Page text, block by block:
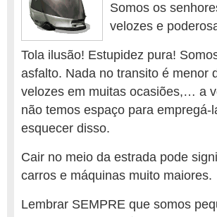
Somos os
velozes e
Tola ilusão! Estupidez pura!
asfalto. Nada no transito é menor
velozes em muitas ocasiões,… a
não temos espaço para
esquecer disso.
Cair no meio da estrada pode
carros e máquinas muito maiores.
Lembrar SEMPRE que somos